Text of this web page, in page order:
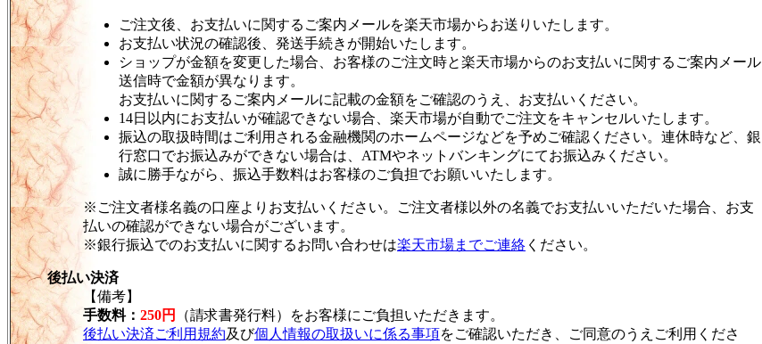
ご注文後、お支払いに関するご案内メールを楽天市場からお送りいたします。
お支払い状況の確認後、発送手続きが開始いたします。
ショップが金額を変更した場合、お客様のご注文時と楽天市場からのお支払いに関するご案内メール
送信時で金額が異なります。
お支払いに関するご案内メールに記載の金額をご確認のうえ、お支払いください。
14日以内にお支払いが確認できない場合、楽天市場が自動でご注文をキャンセルいたします。
振込の取扱時間はご利用される金融機関のホームページなどを予めご確認ください。連休時など、銀
行窓口でお振込みができない場合は、ATMやネットバンキングにてお振込みください。
誠に勝手ながら、振込手数料はお客様のご負担でお願いいたします。
※ご注文者様名義の口座よりお支払いください。ご注文者様以外の名義でお支払いいただいた場合、お支
払いの確認ができない場合がございます。
※銀行振込でのお支払いに関するお問い合わせは楽天市場までご連絡 ください。
後払い決済
【備考】
手数料： 250円
（請求書発行料）をお客様にご負担いただきます。
後払い決済ご利用規約及び個人情報の取扱いに係る事項をご確認いただき、ご同意のうえご利用くださ